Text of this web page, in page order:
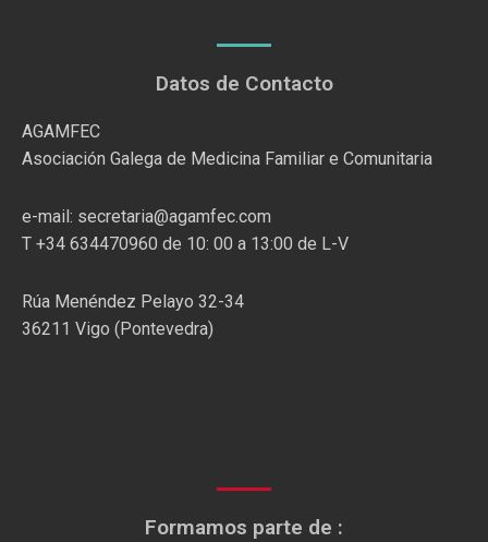
Datos de Contacto
AGAMFEC
Asociación Galega de Medicina Familiar e Comunitaria
e-mail: secretaria@agamfec.com
T +34 634470960 de 10: 00 a 13:00 de L-V
Rúa Menéndez Pelayo 32-34
36211 Vigo (Pontevedra)
Formamos parte de :